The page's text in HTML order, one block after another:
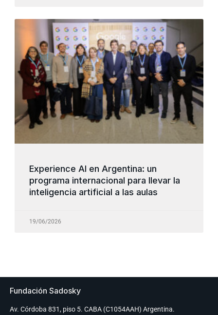
Experience AI en Argentina: un
programa internacional para llevar la
inteligencia artificial a las aulas
19/06/2026
Fundación Sadosky
Av. Córdoba 831, piso 5. CABA (C1054AAH) Argentina.